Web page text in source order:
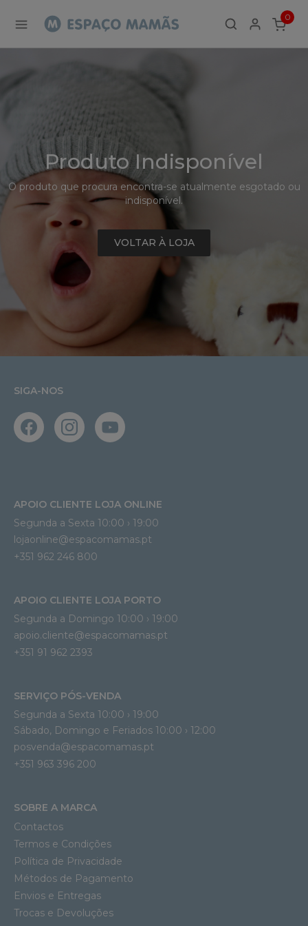
Detalhe
de
Produto
-
Produto
0
ITEMS
Produto Indisponível
O produto que procura encontra-se atualmente esgotado ou
indisponível.
VOLTAR À LOJA
SIGA-NOS
APOIO CLIENTE LOJA ONLINE
Segunda a Sexta 10:00 › 19:00
lojaonline@espacomamas.pt
+351 962 246 800
APOIO CLIENTE LOJA PORTO
Segunda a Domingo 10:00 › 19:00
apoio.cliente@espacomamas.pt
+351 91 962 2393
SERVIÇO PÓS-VENDA
Segunda a Sexta 10:00 › 19:00
Sábado, Domingo e Feriados 10:00 › 12:00
posvenda@espacomamas.pt
+351 963 396 200
SOBRE A MARCA
Contactos
Termos e Condições
Política de Privacidade
Métodos de Pagamento
Envios e Entregas
Trocas e Devoluções